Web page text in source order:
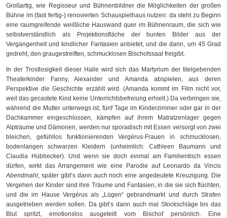
Großartig, wie Regisseur und Bühnenbildner die Möglichkeiten der großen
Bühne im (fast fertig-) renovierten Schauspielhaus nutzen: da steht zu Beginn
eine raumgreifende weißliche Hauswand quer im Bühnenraum, die sich wie
selbstverständlich als Projektionsfläche der bunten Bilder aus der
Vergangenheit und kindlicher Fantasien anbietet, und die dann, um 45 Grad
gedreht, den graugestreiften, schmucklosen Bischofssaal freigibt.
In der Trostlosigkeit dieser Halle wird sich das Martyrium der titelgebenden
Theaterkinder Fanny, Alexander und Amanda abspielen, aus deren
Perspektive die Geschichte erzählt wird. (Amanda kommt im Film nicht vor,
weil das gecastete Kind keine Unterrichtsbefreiung erhielt.) Da verbringen sie,
während die Mutter unterwegs ist, fünf Tage im Kinderzimmer oder gar in der
Dachkammer eingeschlossen, kämpfen auf ihrem Matratzenlager gegen
Alpträume und Dämonen, werden nur sporadisch mit Essen versorgt von zwei
bleichen, gefühllos funktionierenden Vergérus-Frauen in schmucklosen,
bodenlangen schwarzen Kleidern (unheimlich: Cathleen Baumann und
Claudia Hübbecker). Und wenn sie doch einmal am Familientisch essen
dürfen, wirkt das Arrangement wie eine Parodie auf Leonardo da Vincis
Abendmahl , später gibt’s dann auch noch eine angedeutete Kreuzigung. Die
Vergehen der Kinder sind ihre Träume und Fantasien, in die sie sich flüchten,
und die im Hause Vergérus als „Lügen“ gebrandmarkt und durch Strafen
ausgetrieben werden sollen. Da gibt’s dann auch mal Stockschläge bis das
Blut spritzt, emotionslos ausgeteilt vom Bischof persönlich. Eine